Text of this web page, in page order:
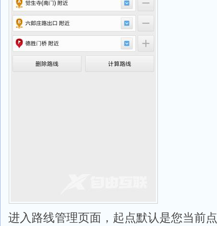
进入路线管理页面，起点默认是您当前